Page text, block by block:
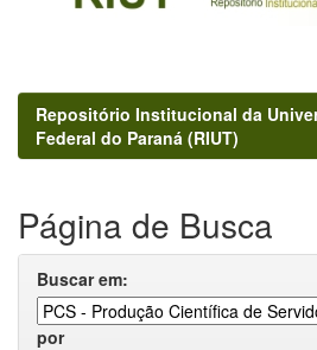
Repositório Institucional da
Federal do Paraná (RIUT)
Página de Busca
Buscar em:
por